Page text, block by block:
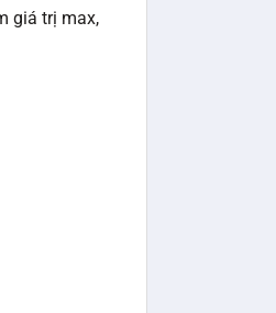
giá trị max,